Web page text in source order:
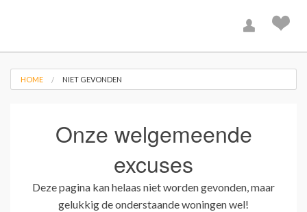
HOME NIET GEVONDEN
Onze welgemeende
excuses
Deze pagina kan helaas niet worden gevonden, maar
gelukkig de onderstaande woningen wel!